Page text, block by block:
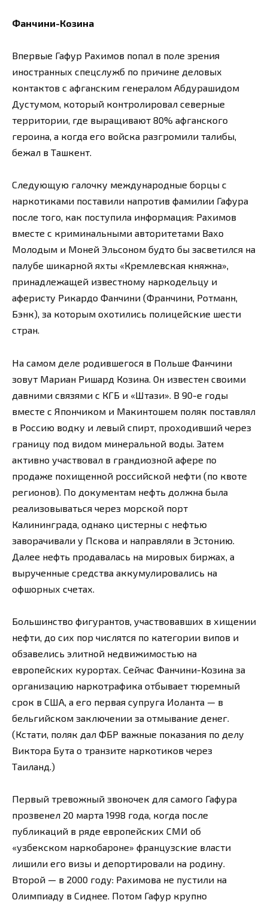
Фанчини-Козина
Впервые Гафур Рахимов попал в поле зрения
иностранных спецслужб по причине деловых
контактов с афганским генералом Абдурашидом
Дустумом, который контролировал северные
территории, где выращивают 80% афганского
героина, а когда его войска разгромили талибы,
бежал в Ташкент.
Следующую галочку международные борцы с
наркотиками поставили напротив фамилии Гафура
после того, как поступила информация: Рахимов
вместе с криминальными авторитетами Вахо
Молодым и Моней Эльсоном будто бы засветился на
палубе шикарной яхты «Кремлевская княжна»,
принадлежащей известному наркодельцу и
аферисту Рикардо Фанчини (Франчини, Ротманн,
Бэнк), за которым охотились полицейские шести
стран.
На самом деле родившегося в Польше Фанчини
зовут Мариан Ришард Козина. Он известен своими
давними связями с КГБ и «Штази». В 90-е годы
вместе с Япончиком и Макинтошем поляк поставлял
в Россию водку и левый спирт, проходивший через
границу под видом минеральной воды. Затем
активно участвовал в грандиозной афере по
продаже похищенной российской нефти (по квоте
регионов). По документам нефть должна была
реализовываться через морской порт
Калининграда, однако цистерны с нефтью
заворачивали у Пскова и направляли в Эстонию.
Далее нефть продавалась на мировых биржах, а
вырученные средства аккумулировались на
офшорных счетах.
Большинство фигурантов, участвовавших в хищении
нефти, до сих пор числятся по категории випов и
обзавелись элитной недвижимостью на
европейских курортах. Сейчас Фанчини-Козина за
организацию наркотрафика отбывает тюремный
срок в США, а его первая супруга Иоланта — в
бельгийском заключении за отмывание денег.
(Кстати, поляк дал ФБР важные показания по делу
Виктора Бута о транзите наркотиков через
Таиланд.)
Первый тревожный звоночек для самого Гафура
прозвенел 20 марта 1998 года, когда после
публикаций в ряде европейских СМИ об
«узбекском наркобароне» французские власти
лишили его визы и депортировали на родину.
Второй — в 2000 году: Рахимова не пустили на
Олимпиаду в Сиднее. Потом Гафур крупно